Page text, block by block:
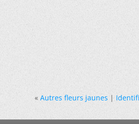
« Autres fleurs jaunes|